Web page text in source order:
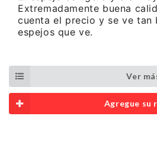
Extremadamente buena
cuenta el precio y se ve tan
espejos que ve.
Ver
Agregue su